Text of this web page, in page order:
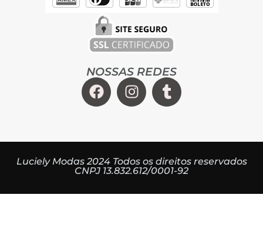
NOSSAS REDES
Luciely Modas 2024 Todos os direitos reservados
CNPJ 13.832.612/0001-92